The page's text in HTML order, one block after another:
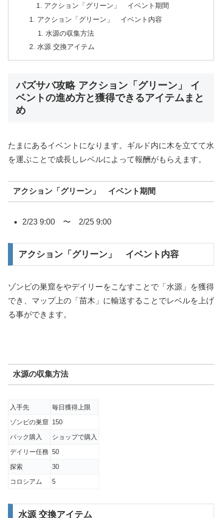
アクション「グリーン」 イベント期間
アクション「グリーン」 イベント内容
水源の収集方法
水源 交換アイテム
パズサバ攻略 アクション「グリーン」 イ
ベントの進め方と獲得できるアイテムまと
め
たまにあるイベントになります。ギルド内に木を立てて水
を運ぶことで成長しレベルによって報酬がもらえます。
アクション「グリーン」 イベント期間
2/23 9:00 〜 2/25 9:00
アクション「グリーン」 イベント内容
ゾンビの巣窟をやデイリーをこなすことで「水源」を獲得
でき、マップ上の「苗木」に輸送することでレベルを上げ
る事ができます。
水源の収集方法
入手先
毎日獲得上限
ゾンビの巣窟 150
パック購入
ショップで購入
デイリー任務 50
探索
30
コロシアム
5
水源 交換アイテム